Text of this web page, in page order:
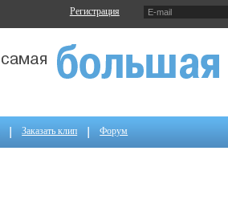
Регистрация
Заказать клип Форум